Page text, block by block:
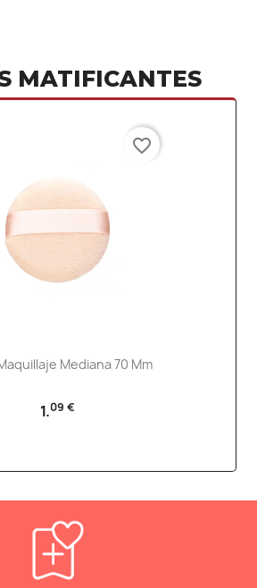
MATIFICANTES
Mediana 70 Mm
1.09 €
favorite_border